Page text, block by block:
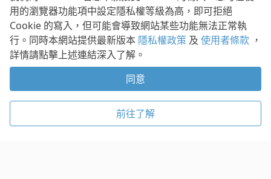
客服信箱：mediapartner@owlting.com
服務信箱 / 廣告洽詢：info_owlnews@owlting.com
媒體合作 / 新聞稿提供：mediapartner@owlting.com
本平台之內容符合第三方智慧財產權規範，若有疑慮歡迎來信告
使用者條款 隱私權政策 Cookie 政策
用的瀏覽器功能項中設定隱私權等級為高，即可拒絕
Cookie 的寫入，但可能會導致網站某些功能無法正常執
行。同時本網站提供最新版本 隱私權政策 及 使用者條款 ，
詳情請點擊上述連結深入了解。
同意
前往了解